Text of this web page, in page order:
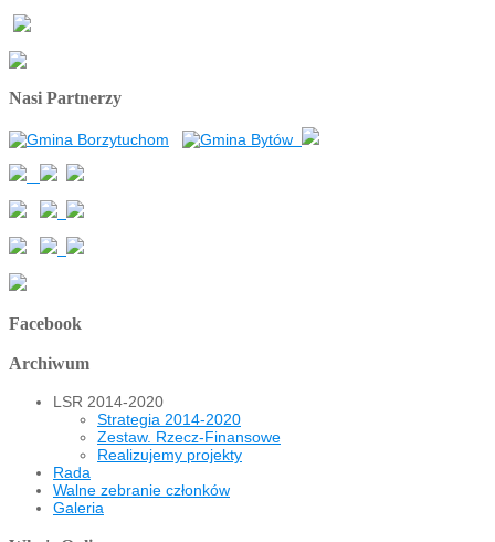
Nasi Partnerzy
Facebook
Archiwum
LSR 2014-2020
Strategia 2014-2020
Zestaw. Rzecz-Finansowe
Realizujemy projekty
Rada
Walne zebranie członków
Galeria